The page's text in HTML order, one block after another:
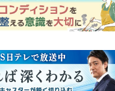
生。「もうすぐ一周忌なんで
それが過ぎたら…」＜ネタバ
レあり＞
『Tシャツが乾くまで』“ちょ
しっかり者。樹生の妹を演じ
るのは、齋藤飛鳥さん＜キャ
スト紹介＞
『風、薫る』主演の見上愛
「りんは恋愛に鈍感。やっと